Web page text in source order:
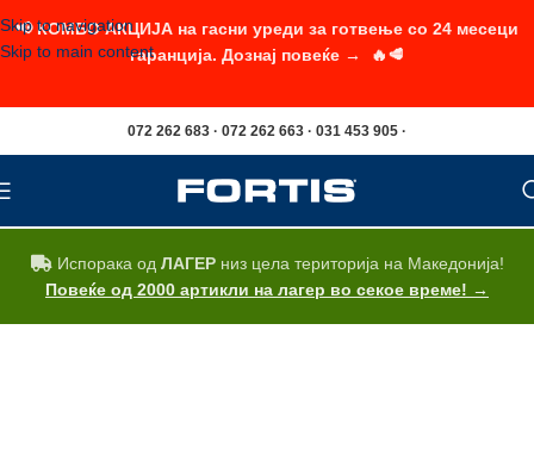
Skip to navigation
Skip to main content
072 262 683 · 072 262 663 · 031 453 905 ·
Испорака од ЛАГЕРниз цела територија на Македонија!
Повеќе од 2000 артикли на лагер во секое време! →
📢 КОМБО АКЦИЈА на гасни уреди за готвење со 24 месеци
гаранција. Дознај повеќе → 🔥🥩